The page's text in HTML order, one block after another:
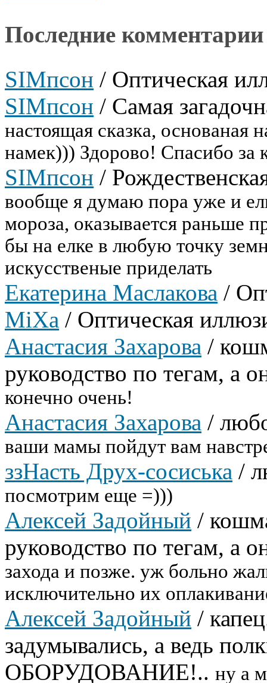
Последние комментарии
SIMпсон / Оптическая
SIMпсон / Самая
настоящая сказка, основаная
намек))) Здорово! Спасибо за
SIMпсон /
вообще я думаю пора уже и
мороза, оказывается раньше
бы на елке в любую точку
искусственые приделать
Екатерина Маслакова /
МiXa / Оптическая
Анастасия Захарова /
руководство по тегам, а
конечно очень!
Анастасия Захарова /
ваши мамы пойдут вам
ззНасть Друх-сосиська /
посмотрим еще =)))
Алексей Задойный /
руководство по тегам, а
захода и позже. уж больно
исключительно их
Алексей Задойный /
задумывались, а ведь
ОБОРУДОВАНИЕ!.. ну а